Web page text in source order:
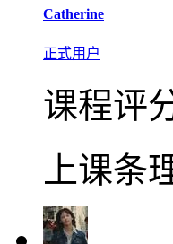
Catherine
正式用户
课程评
上课条